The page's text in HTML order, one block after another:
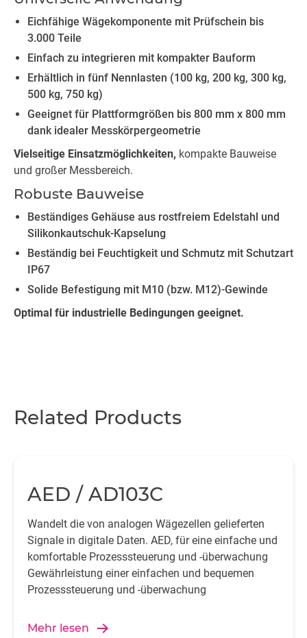
Eichfähige Wägekomponente mit Prüfschein bis
3.000 Teile
Einfach zu integrieren mit kompakter Bauform
Erhältlich in fünf Nennlasten (100 kg, 200 kg, 300 kg,
500 kg, 750 kg)
Geeignet für Plattformgrößen bis 800 mm x 800 mm
dank idealer Messkörpergeometrie
Vielseitige Einsatzmöglichkeiten, kompakte Bauweise
und großer Messbereich.
Robuste Bauweise
Beständiges Gehäuse aus rostfreiem Edelstahl und
Silikonkautschuk-Kapselung
Beständig bei Feuchtigkeit und Schmutz mit Schutzart
IP67
Solide Befestigung mit M10 (bzw. M12)-Gewinde
Optimal für industrielle Bedingungen geeignet.
Related Products
AED / AD103C
Wandelt die von analogen Wägezellen gelieferten
Signale in digitale Daten. AED, für eine einfache und
komfortable Prozesssteuerung und -überwachung
Gewährleistung einer einfachen und bequemen
Prozesssteuerung und -überwachung
Mehr lesen